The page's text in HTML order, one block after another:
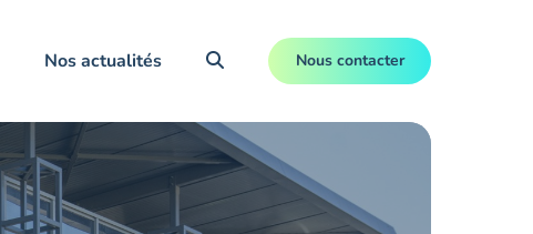
Nos actualités Nous contacter